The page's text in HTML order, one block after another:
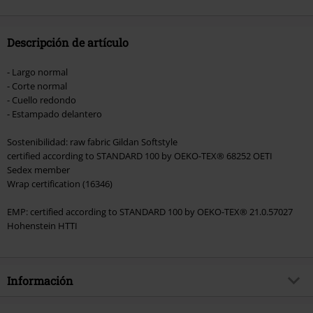
Descripción de artículo
- Largo normal
- Corte normal
- Cuello redondo
- Estampado delantero
Sostenibilidad: raw fabric Gildan Softstyle
certified according to STANDARD 100 by OEKO-TEX® 68252 OETI
Sedex member
Wrap certification (16346)
EMP: certified according to STANDARD 100 by OEKO-TEX® 21.0.57027
Hohenstein HTTI
Información